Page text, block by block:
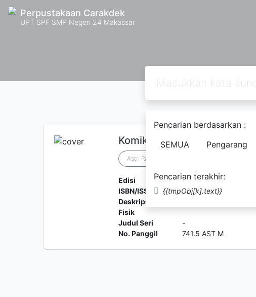
Perpustakaan Carakdek
UPT SPF SMP Negeri 24 Makassar
Pencarian berdasarkan :
SEMUA
Pengarang
Pencarian terakhir:
{{tmpObj[k].text}}
Komik NextG: Misteri Vila Tua
Astri Rahmah Aulia dkk
Edisi
CETAKAN KEDUA
ISBN/ISSN
978-602-367-212-7
Deskripsi
Fisik
Judul Seri
-
No. Panggil
741.5 AST M